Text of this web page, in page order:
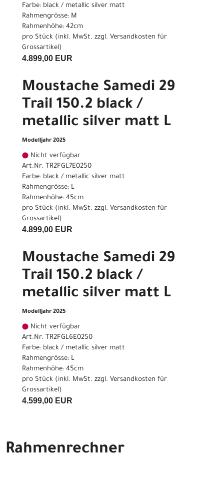
Farbe: black / metallic silver matt
Rahmengrösse: M
Rahmenhöhe: 42cm
pro Stück (inkl. MwSt. zzgl. Versandkosten für
Grossartikel)
4.899,00 EUR
Moustache Samedi 29
Trail 150.2 black /
metallic silver matt L
Modelljahr 2025
Nicht verfügbar
Art.Nr. TR2FGL7E0250
Farbe: black / metallic silver matt
Rahmengrösse: L
Rahmenhöhe: 45cm
pro Stück (inkl. MwSt. zzgl. Versandkosten für
Grossartikel)
4.899,00 EUR
Moustache Samedi 29
Trail 150.2 black /
metallic silver matt L
Modelljahr 2025
Nicht verfügbar
Art.Nr. TR2FGL6E0250
Farbe: black / metallic silver matt
Rahmengrösse: L
Rahmenhöhe: 45cm
pro Stück (inkl. MwSt. zzgl. Versandkosten für
Grossartikel)
4.599,00 EUR
Rahmenrechner